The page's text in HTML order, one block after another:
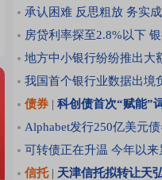
承认困难 反思粗放 务实
房贷利率探至2.8%以下
地方中小银行纷纷推出大
我国首个银行业数据出境
债券 | 科创债首次“赋能”
Alphabet发行250亿美元
可转债正在升温 今年以
信托| 天津信托拟转让天